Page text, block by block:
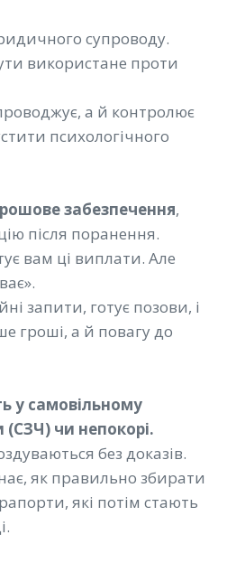
супроводу.
використане проти
а й контролює
психологічного
забезпечення,
після поранення.
вам ці виплати. Але
запити, готує позови, і
гроші, а й повагу до
у самовільному
чи непокорі.
без доказів.
як правильно збирати
які потім стають